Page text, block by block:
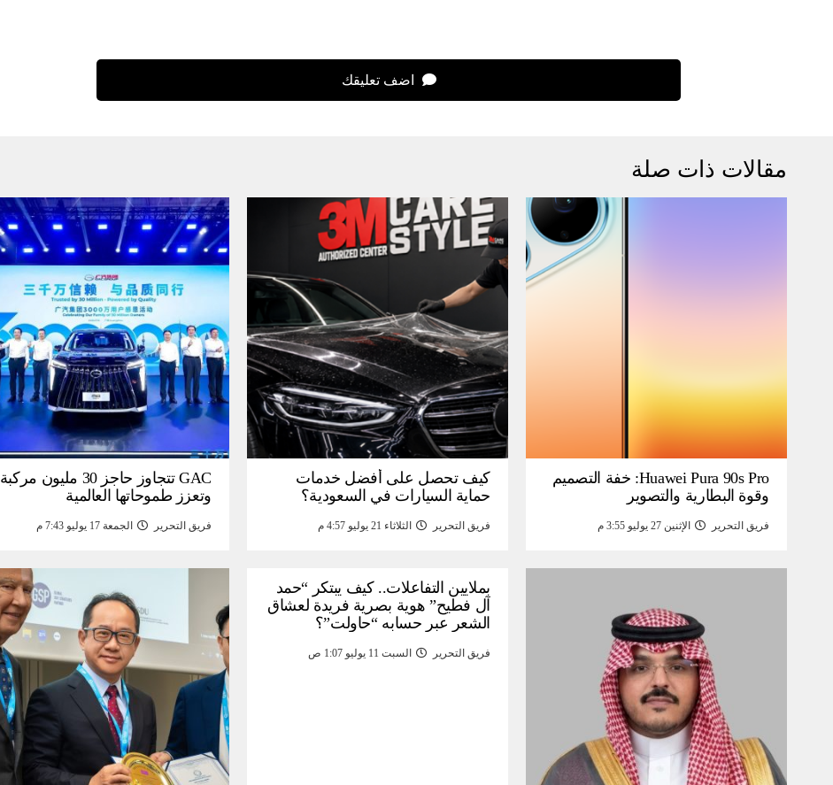
اضف تعليقك
مقالات ذات صلة
Huawei Pura 90s Pro: خفة التصميم
وقوة البطارية والتصوير
فريق التحرير الإثنين 27 يوليو 3:55 م
كيف تحصل على أفضل خدمات
حماية السيارات في السعودية؟
فريق التحرير الثلاثاء 21 يوليو 4:57 م
GAC تتجاوز حاجز 30 مليون مركبة
وتعزز طموحاتها العالمية
فريق التحرير الجمعة 17 يوليو 7:43 م
بملايين التفاعلات.. كيف يبتكر “حمد
آل فطيح” هوية بصرية فريدة لعشاق
الشعر عبر حسابه “حاولت”؟
فريق التحرير السبت 11 يوليو 1:07 ص